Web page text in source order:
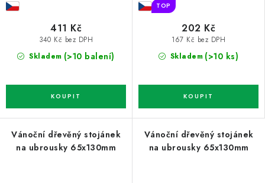
Skladem (>10 balení)
340 Kč bez DPH
411 Kč
TOP
Skladem (>10 ks)
167 Kč bez DPH
202 Kč
Vánoční dřevěný stojánek
na ubrousky 65x130mm
Vánoční dřevěný stojánek
na ubrousky 65x130mm